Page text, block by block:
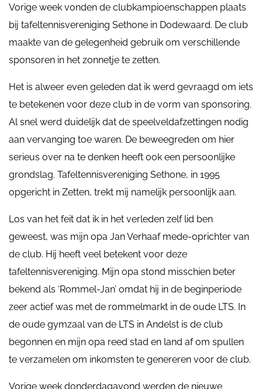
Vorige week vonden de clubkampioenschappen plaats
bij tafeltennisvereniging Sethone in Dodewaard. De club
maakte van de gelegenheid gebruik om verschillende
sponsoren in het zonnetje te zetten.
Het is alweer even geleden dat ik werd gevraagd om iets
te betekenen voor deze club in de vorm van sponsoring.
Al snel werd duidelijk dat de speelveldafzettingen nodig
aan vervanging toe waren. De beweegreden om hier
serieus over na te denken heeft ook een persoonlijke
grondslag. Tafeltennisvereniging Sethone, in 1995
opgericht in Zetten, trekt mij namelijk persoonlijk aan.
Los van het feit dat ik in het verleden zelf lid ben
geweest, was mijn opa Jan Verhaaf mede-oprichter van
de club. Hij heeft veel betekent voor deze
tafeltennisvereniging. Mijn opa stond misschien beter
bekend als ‘Rommel-Jan’ omdat hij in de beginperiode
zeer actief was met de rommelmarkt in de oude LTS. In
de oude gymzaal van de LTS in Andelst is de club
begonnen en mijn opa reed stad en land af om spullen
te verzamelen om inkomsten te genereren voor de club.
Vorige week donderdagavond werden de nieuwe